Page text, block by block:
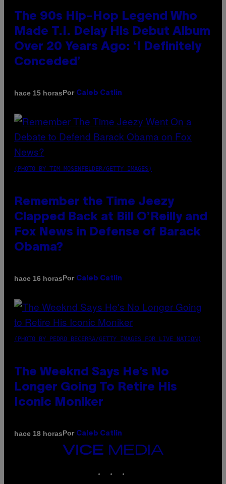
The 90s Hip-Hop Legend Who
Made T.I. Delay His Debut Album
Over 20 Years Ago: ‘I Definitely
Conceded’
hace 15 horasPor Caleb Catlin
(PHOTO BY TIM MOSENFELDER/GETTY IMAGES)
Remember the Time Jeezy
Clapped Back at Bill O’Reilly and
Fox News in Defense of Barack
Obama?
hace 16 horasPor Caleb Catlin
(PHOTO BY PEDRO BECERRA/GETTY IMAGES FOR LIVE NATION)
The Weeknd Says He’s No
Longer Going To Retire His
Iconic Moniker
hace 18 horasPor Caleb Catlin
VICE